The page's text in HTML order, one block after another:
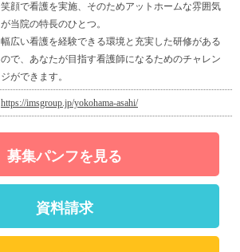
笑顔で看護を実施、そのためアットホームな雰囲気
が当院の特長のひとつ。
幅広い看護を経験できる環境と充実した研修がある
ので、あなたが目指す看護師になるためのチャレン
ジができます。
https://imsgroup.jp/yokohama-asahi/
募集パンフを見る
資料請求